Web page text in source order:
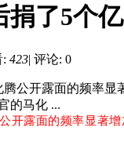
了5个
: 423| 评论: 0
公开露面的频率
的马化 ...
公开露面的频率显著增